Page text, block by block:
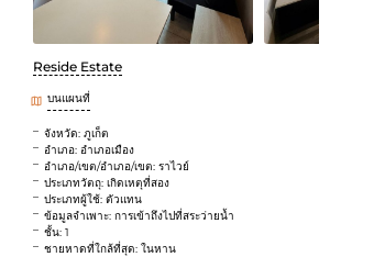
Reside Estate
บนแผนที่
จังหวัด: ภูเก็ต
อำเภอ: อำเภอเมือง
อำเภอ/เขต/อำเภอ/เขต: ราไวย์
ประเภทวัตถุ: เกิดเหตุที่สอง
ประเภทผู้ใช้: ตัวแทน
ข้อมูลจำเพาะ: การเข้าถึงไปที่สระว่ายน้ำ
ชั้น: 1
ชายหาดที่ใกล้ที่สุด: ในหาน